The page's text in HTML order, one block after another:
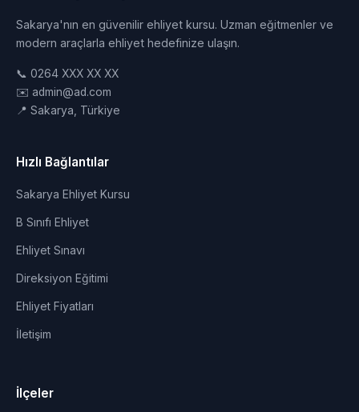
Sakarya'nın en güvenilir ehliyet kursu. Uzman eğitmenler ve
modern araçlarla ehliyet hedefinize ulaşın.
📞 0264 XXX XX XX
✉️ admin@ad.com
📍 Sakarya, Türkiye
Hızlı Bağlantılar
Sakarya Ehliyet Kursu
B Sınıfı Ehliyet
Ehliyet Sınavı
Direksiyon Eğitimi
Ehliyet Fiyatları
İletişim
İlçeler